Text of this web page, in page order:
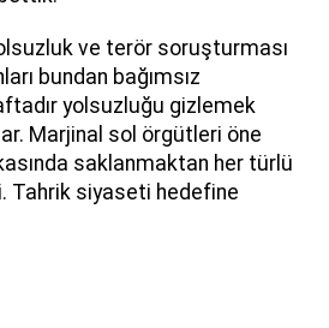
ve terör soruşturması
bundan bağımsız
yolsuzluğu gizlemek
Marjinal sol örgütleri öne
saklanmaktan her türlü
Tahrik siyaseti hedefine